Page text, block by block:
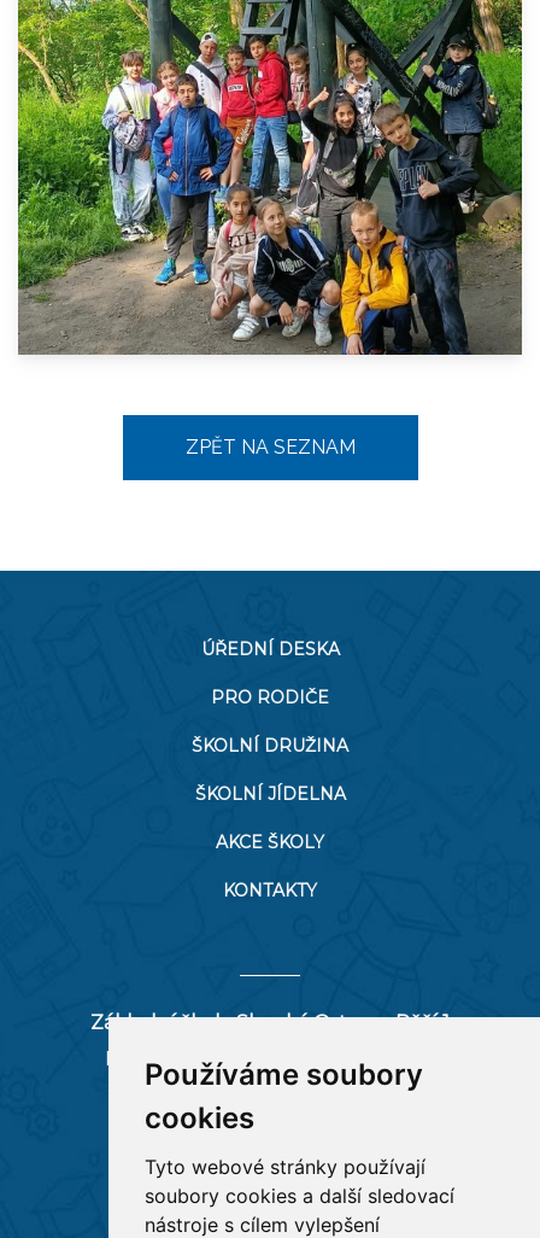
Používáme soubory
cookies
Tyto webové stránky používají
soubory cookies a další sledovací
nástroje s cílem vylepšení
ZPĚT NA SEZNAM
ÚŘEDNÍ DESKA
PRO RODIČE
ŠKOLNÍ DRUŽINA
ŠKOLNÍ JÍDELNA
AKCE ŠKOLY
KONTAKTY
Základní škola Slezská Ostrava, Pěší 1
Pěší 66/1, 712 00 Ostrava-Muglinov
tel:596 244 880
RYCHLÉ ODKAZY